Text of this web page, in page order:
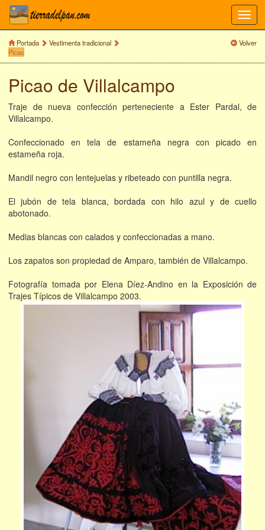
Portada
Vestimenta tradicional
Picao
Volver
Picao de Villalcampo
Traje de nueva confección perteneciente a Ester Pardal, de
Villalcampo.
Confeccionado en tela de estameña negra con picado en
estameña roja.
Mandil negro con lentejuelas y ribeteado con puntilla negra.
El jubón de tela blanca, bordada con hilo azul y de cuello
abotonado.
Medias blancas con calados y confeccionadas a mano.
Los zapatos son propiedad de Amparo, también de Villalcampo.
Fotografía tomada por Elena Díez-Andino en la Exposición de
Trajes Típicos de Villalcampo 2003.